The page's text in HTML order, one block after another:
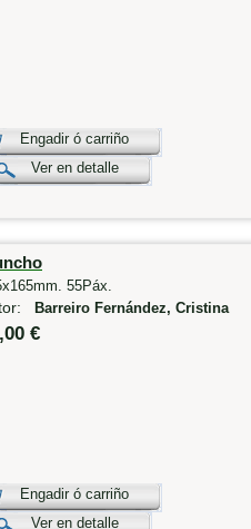
Engadir ó carriño
Ver en detalle
55Páx.
Barreiro Fernández, Cristina
€
Engadir ó carriño
Ver en detalle